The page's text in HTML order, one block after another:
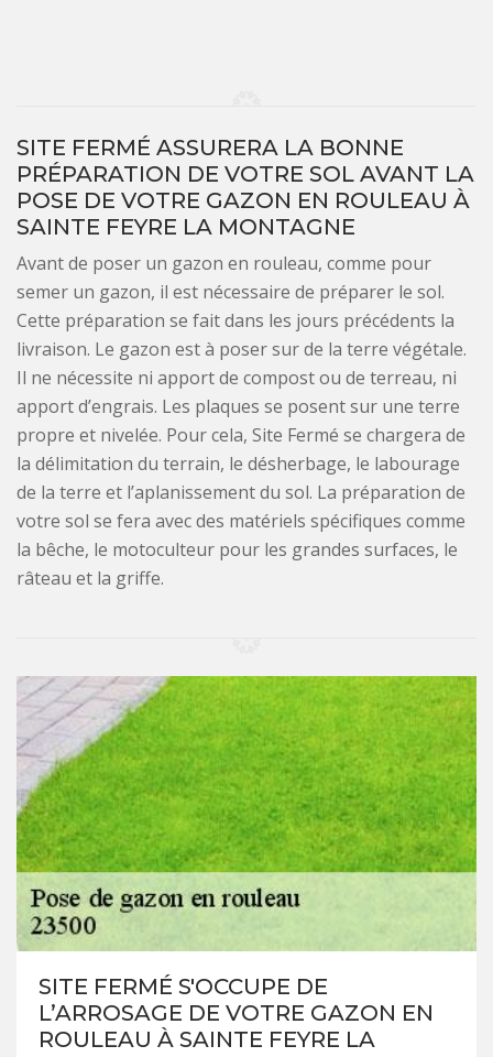
SITE FERMÉ ASSURERA LA BONNE
PRÉPARATION DE VOTRE SOL AVANT LA
POSE DE VOTRE GAZON EN ROULEAU À
SAINTE FEYRE LA MONTAGNE
Avant de poser un gazon en rouleau, comme pour
semer un gazon, il est nécessaire de préparer le sol.
Cette préparation se fait dans les jours précédents la
livraison. Le gazon est à poser sur de la terre végétale.
Il ne nécessite ni apport de compost ou de terreau, ni
apport d’engrais. Les plaques se posent sur une terre
propre et nivelée. Pour cela, Site Fermé se chargera de
la délimitation du terrain, le désherbage, le labourage
de la terre et l’aplanissement du sol. La préparation de
votre sol se fera avec des matériels spécifiques comme
la bêche, le motoculteur pour les grandes surfaces, le
râteau et la griffe.
SITE FERMÉ S'OCCUPE DE
L’ARROSAGE DE VOTRE GAZON EN
ROULEAU À SAINTE FEYRE LA